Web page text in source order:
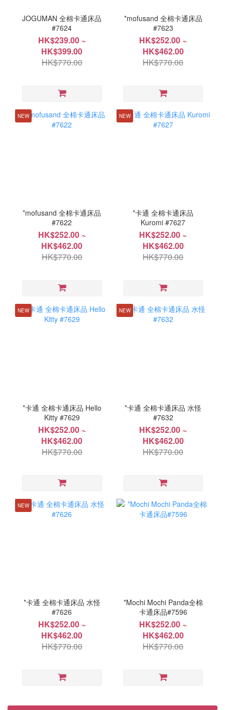
JOGUMAN 全棉卡通床品
#7624
HK$239.00 ~
HK$399.00
HK$770.00
*mofusand 全棉卡通床品
#7623
HK$252.00 ~
HK$462.00
HK$770.00
NEW
*mofusand 全棉卡通床品
#7622
HK$252.00 ~
HK$462.00
HK$770.00
NEW
*卡通 全棉卡通床品
Kuromi #7627
HK$252.00 ~
HK$462.00
HK$770.00
NEW
*卡通 全棉卡通床品 Hello
Kitty #7629
HK$252.00 ~
HK$462.00
HK$770.00
NEW
*卡通 全棉卡通床品 水怪
#7632
HK$252.00 ~
HK$462.00
HK$770.00
NEW
*卡通 全棉卡通床品 水怪
#7626
HK$252.00 ~
HK$462.00
HK$770.00
*Mochi Mochi Panda全棉
卡通床品#7596
HK$252.00 ~
HK$462.00
HK$770.00